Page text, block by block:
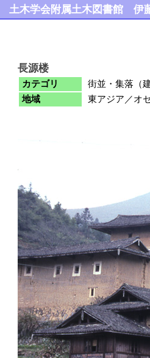
土木学会附属土木図書館 伊
長源楼
カテゴリ 街並・集落（
地域
東アジア／オ